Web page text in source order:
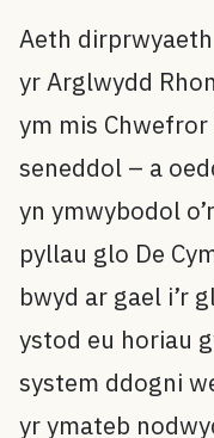
Aeth
yr Arglwydd
ym mis
seneddol – a
yn ymwybodol
pyllau glo De
bwyd ar gael i’r
ystod eu horiau
system ddogni
yr ymateb